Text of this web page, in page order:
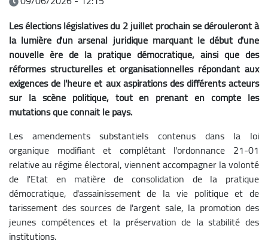
Les élections législatives du 2 juillet prochain se dérouleront à
la lumière d'un arsenal juridique marquant le début d'une
nouvelle ère de la pratique démocratique, ainsi que des
réformes structurelles et organisationnelles répondant aux
exigences de l'heure et aux aspirations des différents acteurs
sur la scène politique, tout en prenant en compte les
mutations que connait le pays.
Les amendements substantiels contenus dans la loi
organique modifiant et complétant l'ordonnance 21-01
relative au régime électoral, viennent accompagner la volonté
de l'Etat en matière de consolidation de la pratique
démocratique, d'assainissement de la vie politique et de
tarissement des sources de l'argent sale, la promotion des
jeunes compétences et la préservation de la stabilité des
institutions.